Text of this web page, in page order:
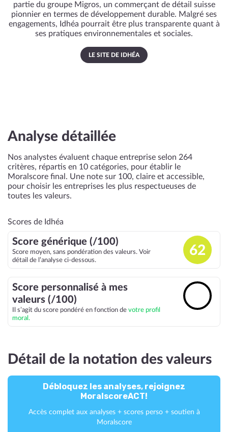
partie du groupe Migros, un commerçant de détail suisse
pionnier en termes de développement durable. Malgré ses
engagements, Idhéa pourrait être plus transparente quant à
ses pratiques environnementales et sociales.
LE SITE DE IDHÉA
Analyse détaillée
Nos analystes évaluent chaque entreprise selon 264
critères, répartis en 10 catégories, pour établir le
Moralscore final. Une note sur 100, claire et accessible,
pour choisir les entreprises les plus respectueuses de
toutes les valeurs.
Scores de Idhéa
Score générique (/100)
Score moyen, sans pondération des valeurs. Voir
détail de l’analyse ci-dessous.
62
Score personnalisé à mes
valeurs (/100)
Il s’agit du score pondéré en fonction de votre profil
moral.
Détail de la notation des valeurs
Débloquez les analyses, rejoignez
MoralscoreACT!
Accès complet aux analyses + scores perso + soutien à
Moralscore